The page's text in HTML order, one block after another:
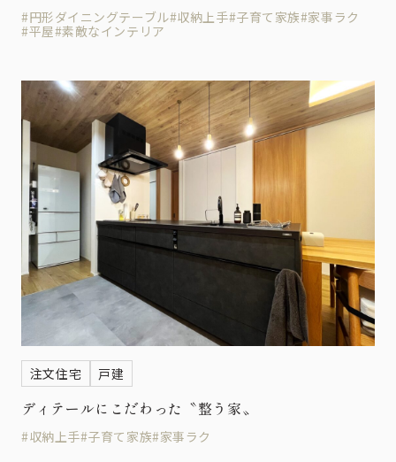
#円形ダイニングテーブル#収納上手#子育て家族#家事ラク
#平屋#素敵なインテリア
注文住宅 戸建
ディテールにこだわった〝整う家〟
#収納上手#子育て家族#家事ラク